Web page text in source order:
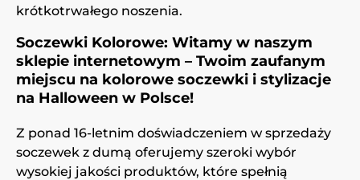
krótkotrwałego noszenia.
Soczewki Kolorowe: Witamy w naszym
sklepie internetowym – Twoim zaufanym
miejscu na kolorowe soczewki i stylizacje
na Halloween w Polsce!
Z ponad 16-letnim doświadczeniem w sprzedaży
soczewek z dumą oferujemy szeroki wybór
wysokiej jakości produktów, które spełnią